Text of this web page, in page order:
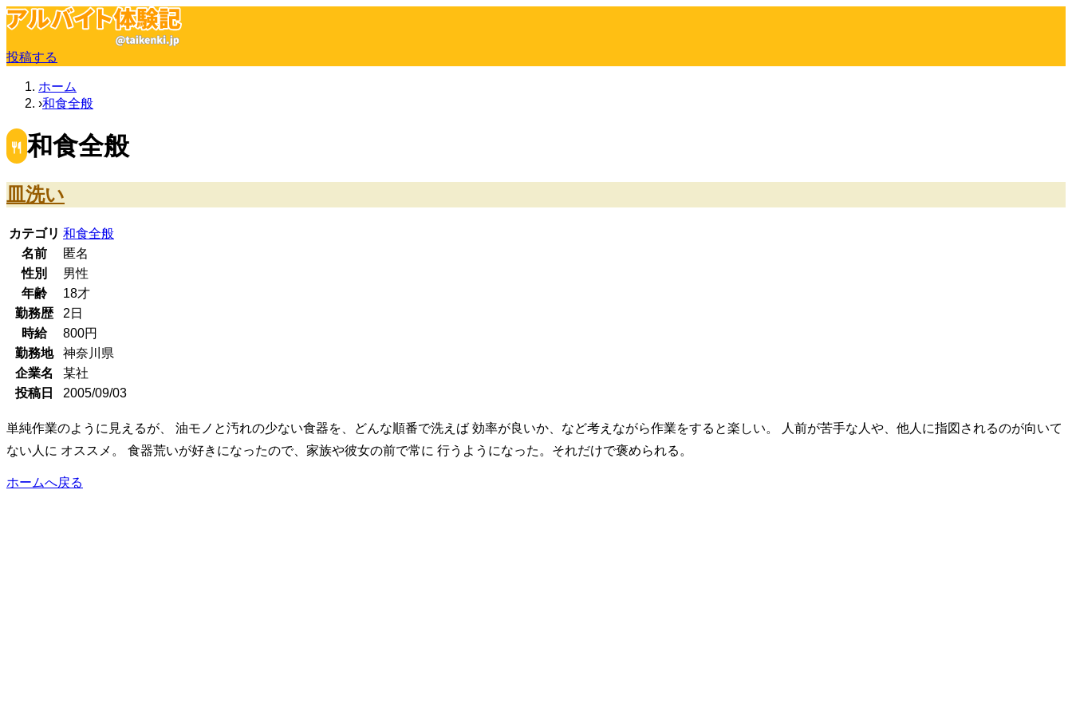
投稿する
ホーム
和食全般
和食全般
皿洗い
カテゴリ 和食全般
名前
匿名
性別
男性
年齢
18才
勤務歴
2日
時給
800円
勤務地
神奈川県
企業名
某社
投稿日
2005/09/03
単純作業のように見えるが、 油モノと汚れの少ない食器を、どんな順番で洗えば 効率が良いか、など考えながら作業をすると楽しい。 人前が苦手な人や、他人に指図されるのが向いて
ない人に オススメ。 食器荒いが好きになったので、家族や彼女の前で常に 行うようになった。それだけで褒められる。
ホームへ戻る